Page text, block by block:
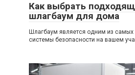
Как выбрать
шлагбаум для дома
Шлагбаум является одним из
системы безопасности на вашем